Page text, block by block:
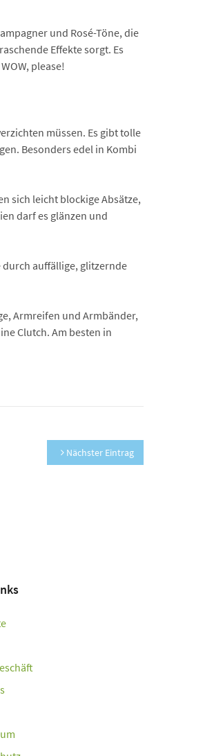
und Rosé-Töne, die
Effekte sorgt. Es
please!
müssen. Es gibt tolle
Besonders edel in Kombi
sich leicht blockige Absätze,
darf es glänzen und
durch auffällige, glitzernde
Armreifen und Armbänder,
Clutch. Am besten in
Nächster Eintrag